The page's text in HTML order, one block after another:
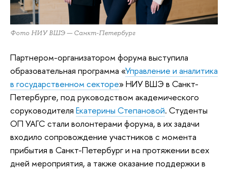
Фото НИУ ВШЭ — Санкт-Петербург
Партнером-организатором форума выступила
образовательная программа «Управление и аналитика
в государственном секторе» НИУ ВШЭ в Санкт-
Петербурге, под руководством академического
соруководителя Екатерины Степановой. Студенты
ОП УАГС стали волонтерами форума, в их задачи
входило сопровождение участников с момента
прибытия в Санкт-Петербург и на протяжении всех
дней мероприятия, а также оказание поддержки в